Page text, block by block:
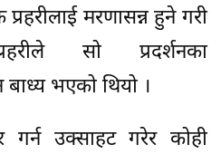
मरणासन्न हुने गरी
सो प्रदर्शनका
भएको थियो ।
गर्न उक्साहट गरेर कोही